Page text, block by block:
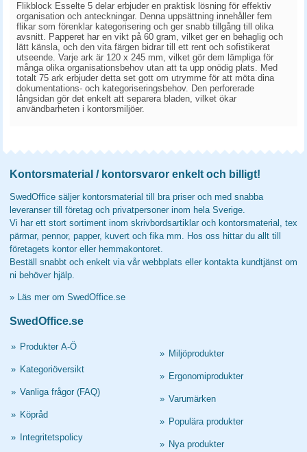
Flikblock Esselte 5 delar erbjuder en praktisk lösning för effektiv
organisation och anteckningar. Denna uppsättning innehåller fem
flikar som förenklar kategorisering och ger snabb tillgång till olika
avsnitt. Papperet har en vikt på 60 gram, vilket ger en behaglig och
lätt känsla, och den vita färgen bidrar till ett rent och sofistikerat
utseende. Varje ark är 120 x 245 mm, vilket gör dem lämpliga för
många olika organisationsbehov utan att ta upp onödig plats. Med
totalt 75 ark erbjuder detta set gott om utrymme för att möta dina
dokumentations- och kategoriseringsbehov. Den perforerade
långsidan gör det enkelt att separera bladen, vilket ökar
användbarheten i kontorsmiljöer.
Kontorsmaterial / kontorsvaror enkelt och billigt!
SwedOffice säljer kontorsmaterial till bra priser och med snabba
leveranser till företag och privatpersoner inom hela Sverige.
Vi har ett stort sortiment inom skrivbordsartiklar och kontorsmaterial, tex
pärmar, pennor, papper, kuvert och fika mm. Hos oss hittar du allt till
företagets kontor eller hemmakontoret.
Beställ snabbt och enkelt via vår webbplats eller kontakta kundtjänst om
ni behöver hjälp.
» Läs mer om SwedOffice.se
SwedOffice.se
» Produkter A-Ö
» Kategoriöversikt
» Vanliga frågor (FAQ)
» Köpråd
» Integritetspolicy
» Miljöprodukter
» Ergonomiprodukter
» Varumärken
» Populära produkter
» Nya produkter